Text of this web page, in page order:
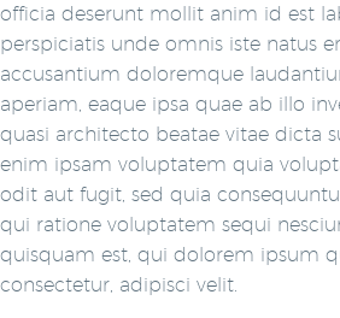
officia deserunt mollit anim id est
perspiciatis unde omnis iste natus
accusantium doloremque
aperiam, eaque ipsa quae ab illo
quasi architecto beatae vitae dicta
enim ipsam voluptatem quia
odit aut fugit, sed quia
qui ratione voluptatem sequi
quisquam est, qui dolorem ipsum
consectetur, adipisci velit.